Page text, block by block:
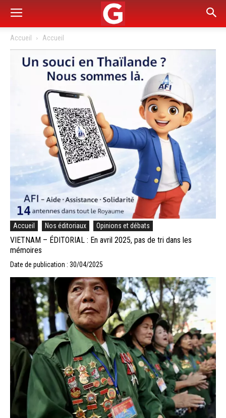
Accueil Accueil
Accueil Nos éditoriaux Opinions et débats
VIETNAM – ÉDITORIAL : En avril 2025, pas de tri dans les
mémoires
Date de publication : 30/04/2025